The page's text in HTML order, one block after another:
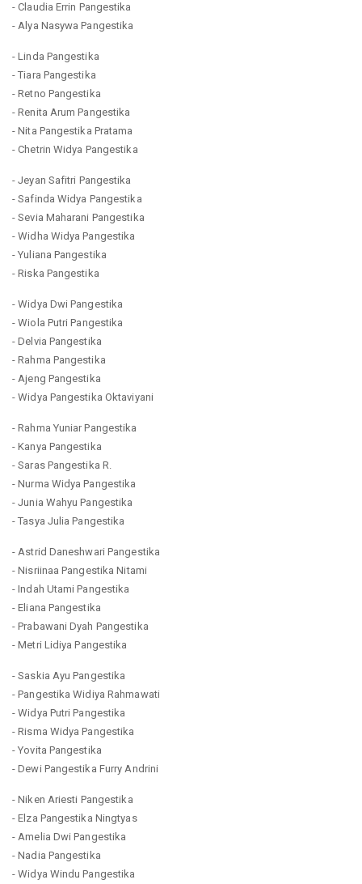
- Claudia Errin Pangestika
- Alya Nasywa Pangestika
- Linda Pangestika
- Tiara Pangestika
- Retno Pangestika
- Renita Arum Pangestika
- Nita Pangestika Pratama
- Chetrin Widya Pangestika
- Jeyan Safitri Pangestika
- Safinda Widya Pangestika
- Sevia Maharani Pangestika
- Widha Widya Pangestika
- Yuliana Pangestika
- Riska Pangestika
- Widya Dwi Pangestika
- Wiola Putri Pangestika
- Delvia Pangestika
- Rahma Pangestika
- Ajeng Pangestika
- Widya Pangestika Oktaviyani
- Rahma Yuniar Pangestika
- Kanya Pangestika
- Saras Pangestika R.
- Nurma Widya Pangestika
- Junia Wahyu Pangestika
- Tasya Julia Pangestika
- Astrid Daneshwari Pangestika
- Nisriinaa Pangestika Nitami
- Indah Utami Pangestika
- Eliana Pangestika
- Prabawani Dyah Pangestika
- Metri Lidiya Pangestika
- Saskia Ayu Pangestika
- Pangestika Widiya Rahmawati
- Widya Putri Pangestika
- Risma Widya Pangestika
- Yovita Pangestika
- Dewi Pangestika Furry Andrini
- Niken Ariesti Pangestika
- Elza Pangestika Ningtyas
- Amelia Dwi Pangestika
- Nadia Pangestika
- Widya Windu Pangestika